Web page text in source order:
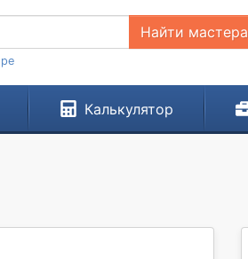
Найти мастера
Калькулятор